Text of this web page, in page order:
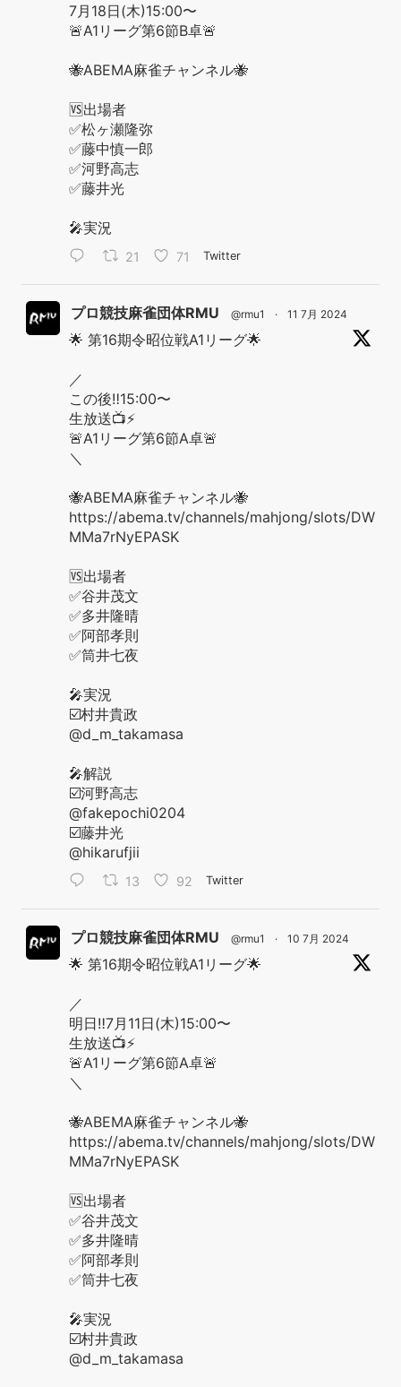
7月18日(木)15:00〜
🚨A1リーグ第6節B卓🚨
🐝ABEMA麻雀チャンネル🐝
🆚出場者
✅松ヶ瀬隆弥
✅藤中慎一郎
✅河野高志
✅藤井光
🎤実況
21 71 Twitter
プロ競技麻雀団体RMU @rmu1 · 11 7月 2024
🌟 第16期令昭位戦A1リーグ🌟
／
この後‼️15:00〜
生放送📺⚡️
🚨A1リーグ第6節A卓🚨
＼
🐝ABEMA麻雀チャンネル🐝
https://abema.tv/channels/mahjong/slots/DW
MMa7rNyEPASK
🆚出場者
✅谷井茂文
✅多井隆晴
✅阿部孝則
✅筒井七夜
🎤実況
☑️村井貴政
@d_m_takamasa
🎤解説
☑️河野高志
@fakepochi0204
☑️藤井光
@hikarufjii
13 92 Twitter
プロ競技麻雀団体RMU @rmu1 · 10 7月 2024
🌟 第16期令昭位戦A1リーグ🌟
／
明日‼️7月11日(木)15:00〜
生放送📺⚡️
🚨A1リーグ第6節A卓🚨
＼
🐝ABEMA麻雀チャンネル🐝
https://abema.tv/channels/mahjong/slots/DW
MMa7rNyEPASK
🆚出場者
✅谷井茂文
✅多井隆晴
✅阿部孝則
✅筒井七夜
🎤実況
☑️村井貴政
@d_m_takamasa